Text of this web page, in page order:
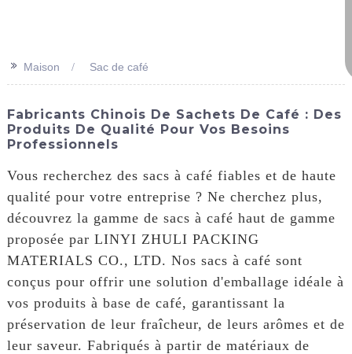
>> Maison Sac de café
Fabricants Chinois De Sachets De Café : Des
Produits De Qualité Pour Vos Besoins
Professionnels
Vous recherchez des sacs à café fiables et de haute
qualité pour votre entreprise ? Ne cherchez plus,
découvrez la gamme de sacs à café haut de gamme
proposée par LINYI ZHULI PACKING
MATERIALS CO., LTD. Nos sacs à café sont
conçus pour offrir une solution d'emballage idéale à
vos produits à base de café, garantissant la
préservation de leur fraîcheur, de leurs arômes et de
leur saveur. Fabriqués à partir de matériaux de